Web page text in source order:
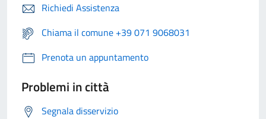
Richiedi Assistenza
Chiama il comune +39 071 9068031
Prenota un appuntamento
Problemi in città
Segnala disservizio